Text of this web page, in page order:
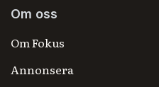
Om oss
Om Fokus
Annonsera